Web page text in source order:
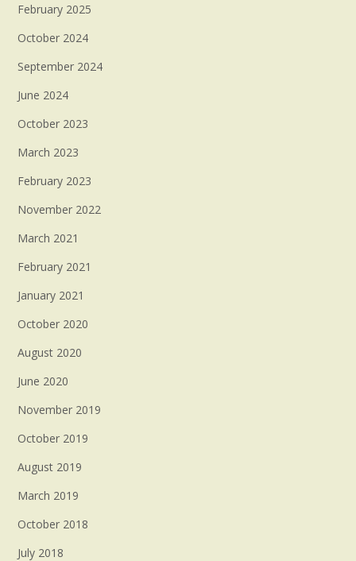
February 2025
October 2024
September 2024
June 2024
October 2023
March 2023
February 2023
November 2022
March 2021
February 2021
January 2021
October 2020
August 2020
June 2020
November 2019
October 2019
August 2019
March 2019
October 2018
July 2018